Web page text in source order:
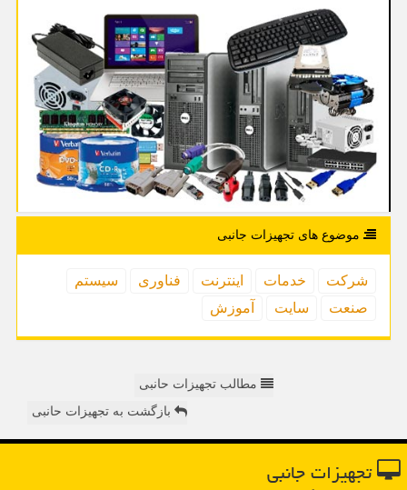
موضوع های تجهیزات جانبی
شركت خدمات اینترنت فناوری
سیستم
صنعت
سایت آموزش
مطالب تجهیزات حانبی
بازگشت به تجهیزات حانبی
تجهیزات جانبی